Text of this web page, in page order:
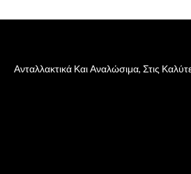
Ανταλλακτικά Και Αναλώσιμα, Στις